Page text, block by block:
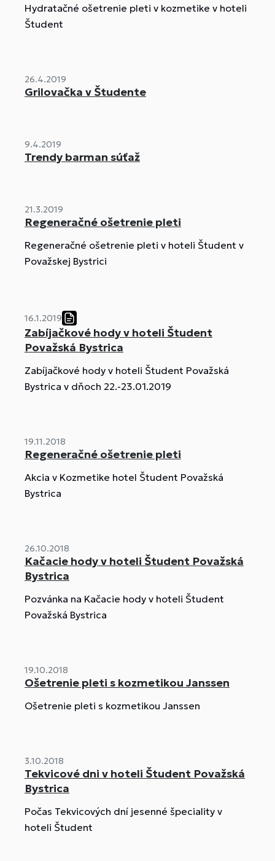
Hydratačné ošetrenie pleti v kozmetike v hoteli
Študent
26.4.2019
Grilovačka v Študente
9.4.2019
Trendy barman súťaž
21.3.2019
Regeneračné ošetrenie pleti
Regeneračné ošetrenie pleti v hoteli Študent v
Považskej Bystrici
16.1.2019
Zabíjačkové hody v hoteli Študent
Považská Bystrica
Zabíjačkové hody v hoteli Študent Považská
Bystrica v dňoch 22.-23.01.2019
19.11.2018
Regeneračné ošetrenie pleti
Akcia v Kozmetike hotel Študent Považská
Bystrica
26.10.2018
Kačacie hody v hoteli Študent Považská
Bystrica
Pozvánka na Kačacie hody v hoteli Študent
Považská Bystrica
19.10.2018
Ošetrenie pleti s kozmetikou Janssen
Ošetrenie pleti s kozmetikou Janssen
3.10.2018
Tekvicové dni v hoteli Študent Považská
Bystrica
Počas Tekvicových dní jesenné špeciality v
hoteli Študent